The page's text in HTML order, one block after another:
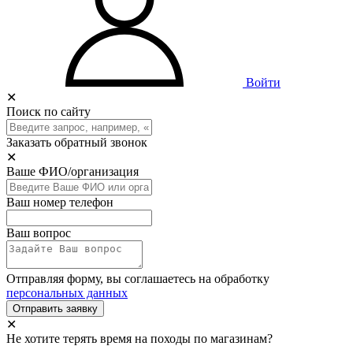
Войти
✕
Поиск по сайту
Заказать обратный звонок
✕
Ваше ФИО/организация
Ваш номер телефон
Ваш вопрос
Отправляя форму, вы соглашаетесь на обработку
персональных данных
Отправить заявку
✕
Не хотите терять время на походы по магазинам?